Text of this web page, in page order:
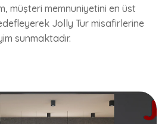
müşteri memnuniyetini en üst
Jolly Tur misafirlerine
sunmaktadır.